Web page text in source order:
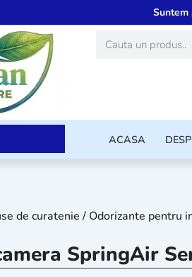
Suntem
ACASA
de curatenie / Odorizante pentru
SpringAir